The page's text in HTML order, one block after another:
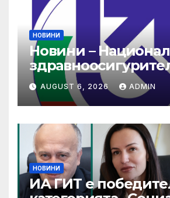
НОВИНИ
Новини –
(НЗОК)
AUGUST 6, 2026 ADMIN
НОВИНИ
ИА ГИТ е